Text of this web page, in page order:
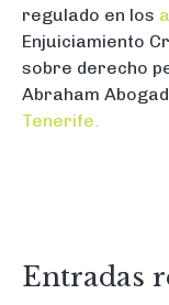
regulado en los
Enjuiciamiento
sobre derecho
Abraham
Tenerife.
Entradas